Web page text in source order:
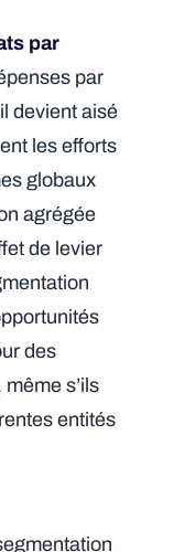
par
par
devient aisé
les efforts
globaux
agrégée
de levier
des
s’ils
entités